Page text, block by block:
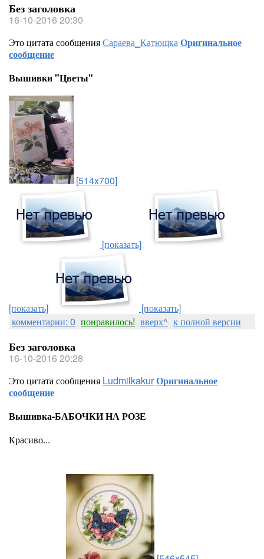
Без заголовка
16-10-2016 20:30
Это цитата сообщенияСараева_КатющкаОригинальное
сообщение
Вышивки "Цветы"
[514x700]
[показать]
[показать]
[показать]
комментарии: 0 понравилось! вверх^ к полной версии
Без заголовка
16-10-2016 20:28
Это цитата сообщения LudmilkakurОригинальное
сообщение
Вышивка-БАБОЧКИ НА РОЗЕ
Красиво...